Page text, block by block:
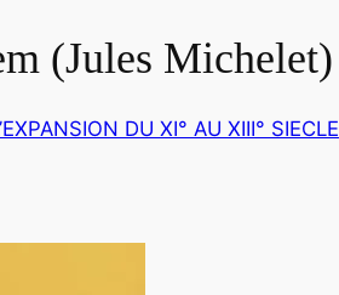
(Jules Michelet)
DU XI° AU XIII° SIECLE